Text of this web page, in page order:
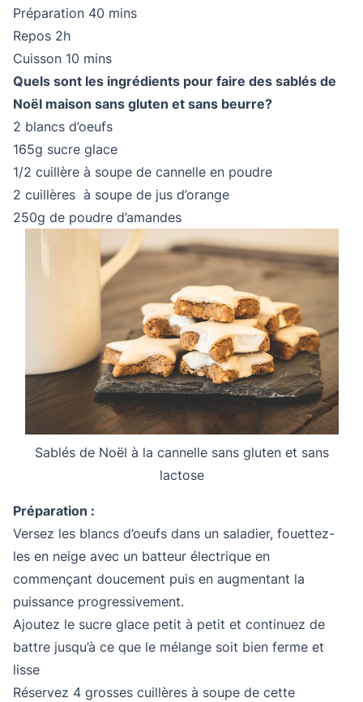
Préparation 40 mins
Repos 2h
Cuisson 10 mins
Quels sont les ingrédients pour faire des sablés de
Noël maison sans gluten et sans beurre?
2 blancs d’oeufs
165g sucre glace
1/2 cuillère à soupe de cannelle en poudre
2 cuillères à soupe de jus d’orange
250g de poudre d’amandes
Sablés de Noël à la cannelle sans gluten et sans
lactose
Préparation :
Versez les blancs d’oeufs dans un saladier, fouettez-
les en neige avec un batteur électrique en
commençant doucement puis en augmentant la
puissance progressivement.
Ajoutez le sucre glace petit à petit et continuez de
battre jusqu’à ce que le mélange soit bien ferme et
lisse
Réservez 4 grosses cuillères à soupe de cette